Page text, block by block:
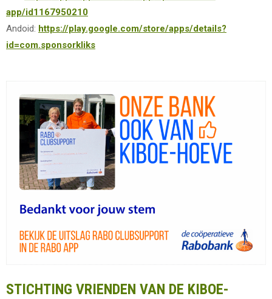
app/id1167950210
Andoid: https://play.google.com/store/apps/details?
id=com.sponsorkliks
STICHTING VRIENDEN VAN DE KIBOE-